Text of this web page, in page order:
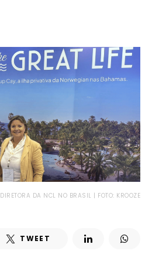
DA NCL NO BRASIL | FOTO: KROOZE
TWEET